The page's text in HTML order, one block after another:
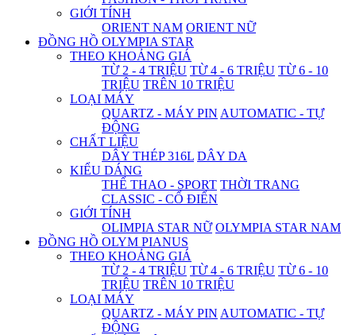
GIỚI TÍNH
ORIENT NAM ORIENT NỮ
ĐỒNG HỒ OLYMPIA STAR
THEO KHOẢNG GIÁ
TỪ 2 - 4 TRIỆU TỪ 4 - 6 TRIỆU TỪ 6 - 10
TRIỆU TRÊN 10 TRIỆU
LOẠI MÁY
QUARTZ - MÁY PIN AUTOMATIC - TỰ
ĐỘNG
CHẤT LIỆU
DÂY THÉP 316L DÂY DA
KIỂU DÁNG
THỂ THAO - SPORT THỜI TRANG
CLASSIC - CỔ ĐIỂN
GIỚI TÍNH
OLIMPIA STAR NỮ OLYMPIA STAR NAM
ĐỒNG HỒ OLYM PIANUS
THEO KHOẢNG GIÁ
TỪ 2 - 4 TRIỆU TỪ 4 - 6 TRIỆU TỪ 6 - 10
TRIỆU TRÊN 10 TRIỆU
LOẠI MÁY
QUARTZ - MÁY PIN AUTOMATIC - TỰ
ĐỘNG